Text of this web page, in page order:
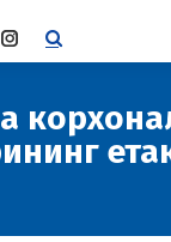
INSTAGRAM
IN
NEW
WINDOW